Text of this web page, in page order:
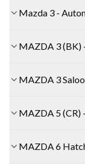
Mazda 3 -
MAZDA 3 (BK)
MAZDA 3
MAZDA 5 (CR)
MAZDA 6